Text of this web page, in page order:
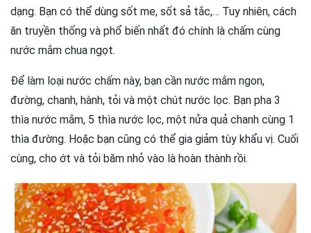
dạng. Bạn có thể dùng sốt me, sốt sả tắc,… Tuy nhiên, cách
ăn truyền thống và phổ biến nhất đó chính là chấm cùng
nước mắm chua ngọt.
Để làm loại nước chấm này, bạn cần nước mắm ngon,
đường, chanh, hành, tỏi và một chút nước lọc. Bạn pha 3
thìa nước mắm, 5 thìa nước lọc, một nửa quả chanh cùng 1
thìa đường. Hoặc bạn cũng có thể gia giảm tùy khẩu vị. Cuối
cùng, cho ớt và tỏi băm nhỏ vào là hoàn thành rồi.